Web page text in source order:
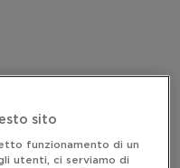
sito
funzionamento di un
utenti, ci serviamo di